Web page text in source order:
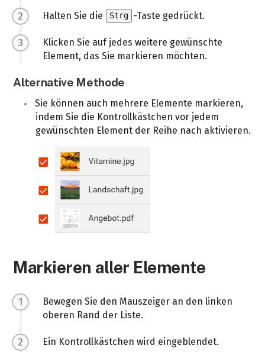
Halten Sie die Strg -Taste gedrückt.
Klicken Sie auf jedes weitere gewünschte
Element, das Sie markieren möchten.
Alternative Methode
Sie können auch mehrere Elemente markieren,
indem Sie die Kontrollkästchen vor jedem
gewünschten Element der Reihe nach aktivieren.
Markieren aller Elemente
Bewegen Sie den Mauszeiger an den linken
oberen Rand der Liste.
Ein Kontrollkästchen wird eingeblendet.